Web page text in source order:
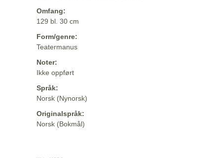
Omfang:
129 bl. 30 cm
Form/genre:
Teatermanus
Noter:
Ikke oppført
Språk:
Norsk (Nynorsk)
Originalspråk:
Norsk (Bokmål)